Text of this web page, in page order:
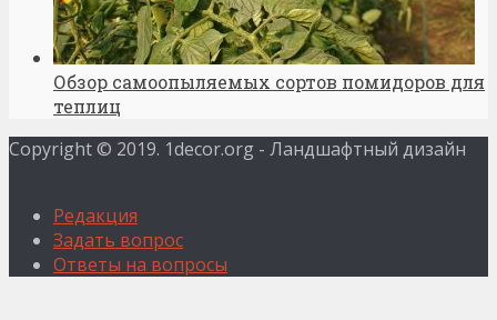
Обзор самоопыляемых сортов помидоров для
теплиц
Copyright © 2019. 1decor.org - Ландшафтный дизайн
Редакция
Задать вопрос
Ответы на вопросы